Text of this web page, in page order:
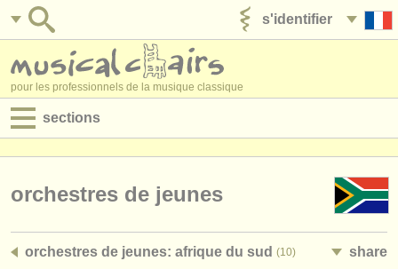
s'identifier
pour les professionnels de la musique classique
sections
jobs - administration
orchestres de jeunes
orchestres de jeunes: afrique du sud (10) share